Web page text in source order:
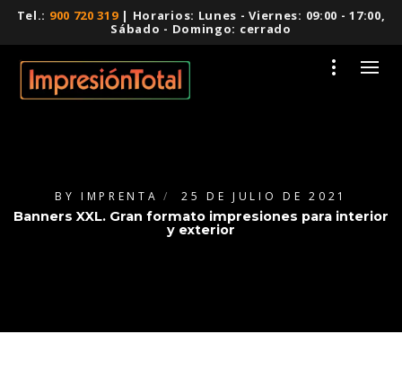
Tel.: 900 720 319| Horarios: Lunes - Viernes: 09:00 - 17:00,
Sábado - Domingo: cerrado
BY IMPRENTA 25 DE JULIO DE 2021
Banners XXL. Gran formato impresiones para interior
y exterior